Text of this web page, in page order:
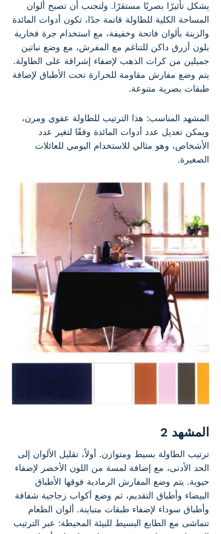
يشكل تأثيرًا بصريًا مستقرًا. ولتجنب أن تصبح ألوان
المساحة الكلية للطاولة قاتمة جدًا، تكون أدوات المائدة
والزينة بألوان فاتحة وخفيفة، مع استخدام جرة فخارية
بلون أزرق داكن للتناغم مع المفرش، مع وضع نباتين
جميلين من كرات الذهب لإضفاء إشراقة على الطاولة.
يتم وضع مفارش مقاومة للحرارة تحت الأطباق لإضافة
طبقات بصرية متنوعة.
المشهد المناسب: هذا الترتيب للطاولة عفوي ومرن،
ويمكن تعديل عدد أدوات المائدة وفقًا لتغير عدد
الأشخاص، وهو مثالي للاستخدام اليومي للعائلات
الصغيرة.
المشهد 2
ترتيب الطاولة بسيط ومتوازن. أولاً، تقليل الألوان إلى
الحد الأدنى، مع إضافة لمسة من اللون الأخضر لإضفاء
حيوية. يتم وضع المفارش الرمادية فوقها الأطباق
البيضاء وأطباق التقديم، ثم وضع أكواب زجاجية شفافة
وأطباق سوداء لإضفاء طبقات متباينة. ألوان الطعام
تتماشى مع الطابع البسيط للبيئة المحيطة: عبر الترتيب